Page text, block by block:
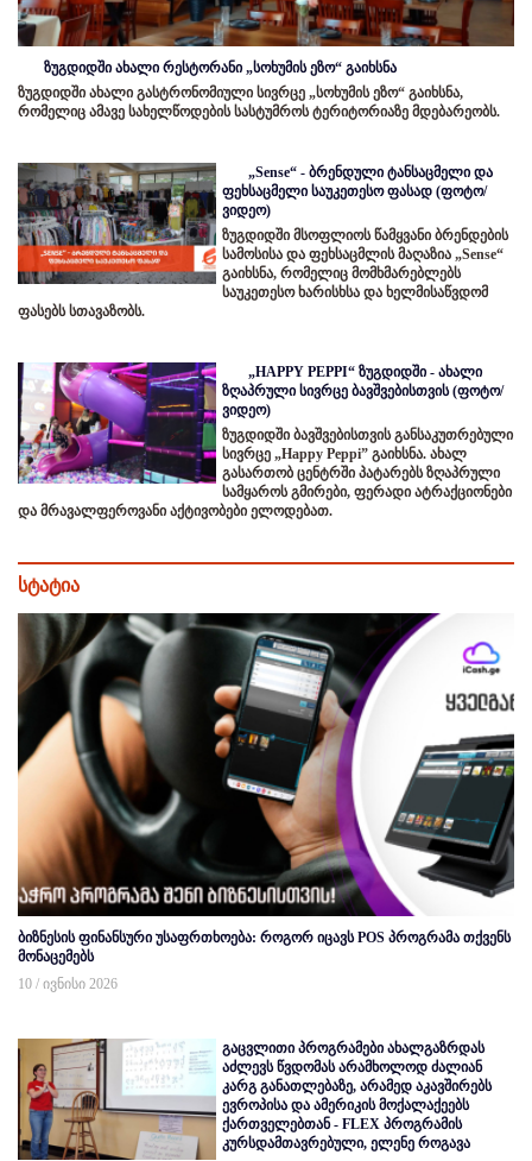
ზუგდიდში ახალი რესტორანი „სოხუმის ეზო“ გაიხსნა
ზუგდიდში ახალი გასტრონომიული სივრცე „სოხუმის ეზო“ გაიხსნა,
რომელიც ამავე სახელწოდების სასტუმროს ტერიტორიაზე მდებარეობს.
„Sense“ - ბრენდული ტანსაცმელი და
ფეხსაცმელი საუკეთესო ფასად (ფოტო/
ვიდეო)
ზუგდიდში მსოფლიოს წამყვანი ბრენდების
სამოსისა და ფეხსაცმლის მაღაზია „Sense“
გაიხსნა, რომელიც მომხმარებლებს
საუკეთესო ხარისხსა და ხელმისაწვდომ
ფასებს სთავაზობს.
„HAPPY PEPPI“ ზუგდიდში - ახალი
ზღაპრული სივრცე ბავშვებისთვის (ფოტო/
ვიდეო)
ზუგდიდში ბავშვებისთვის განსაკუთრებული
სივრცე „Happy Peppi” გაიხსნა. ახალ
გასართობ ცენტრში პატარებს ზღაპრული
სამყაროს გმირები, ფერადი ატრაქციონები
და მრავალფეროვანი აქტივობები ელოდებათ.
სტატია
ბიზნესის ფინანსური უსაფრთხოება: როგორ იცავს POS პროგრამა თქვენს
მონაცემებს
10 / ივნისი 2026
გაცვლითი პროგრამები ახალგაზრდას
აძლევს წვდომას არამხოლოდ ძალიან
კარგ განათლებაზე, არამედ აკავშირებს
ევროპისა და ამერიკის მოქალაქეებს
ქართველებთან - FLEX პროგრამის
კურსდამთავრებული, ელენე როგავა